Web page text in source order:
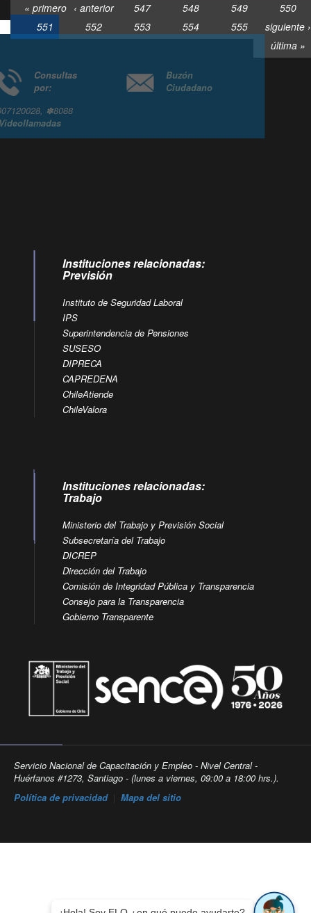
« primero ‹ anterior 547 548 549
550
551
552 553 554 555
siguiente ›
última »
6007120028, ✽8088
yVideollamadas
Ciudadano
Instituciones relacionadas:
Previsión
Instituto de Seguridad Laboral
IPS
Superintendencia de Pensiones
SUSESO
DIPRECA
CAPREDENA
ChileAtiende
ChileValora
Instituciones relacionadas:
Trabajo
Ministerio del Trabajo y Previsión Social
Subsecretaría del Trabajo
DICREP
Dirección del Trabajo
Comisión de Integridad Pública y Transparencia
Consejo para la Transparencia
Gobierno Transparente
Servicio Nacional de Capacitación y Empleo - Nivel Central -
Huérfanos #1273, Santiago - (lunes a viernes, 09:00 a 18:00 hrs.).
Política de privacidad| Mapa del sitio